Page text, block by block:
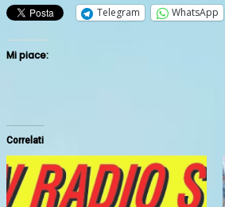
Telegram
WhatsApp
Mi piace:
Correlati